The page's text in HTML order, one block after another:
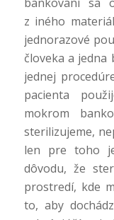
z iného
jednorazové
človeka a jedna
jednej
pacienta
mokrom
sterilizujeme,
len pre toho
dôvodu, že
prostredí, kde
to, aby